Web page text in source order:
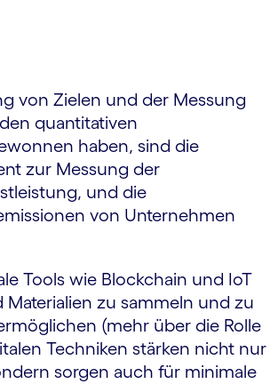
von Zielen und der Messung
quantitativen
haben, sind die
zur Messung der
und die
von Unternehmen
Tools wie Blockchain und IoT
zu sammeln und zu
(mehr über die Rolle
Techniken stärken nicht nur
sorgen auch für minimale